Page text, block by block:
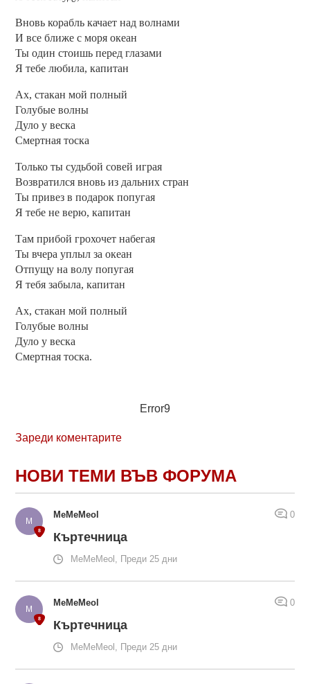
Вновь корабль качает над волнами
И все ближе с моря океан
Ты один стоишь перед глазами
Я тебе любила, капитан
Ах, стакан мой полный
Голубые волны
Дуло у веска
Смертная тоска
Только ты судьбой совей играя
Возвратился вновь из дальних стран
Ты привез в подарок попугая
Я тебе не верю, капитан
Там прибой грохочет набегая
Ты вчера уплыл за океан
Отпущу на волу попугая
Я тебя забыла, капитан
Ах, стакан мой полный
Голубые волны
Дуло у веска
Смертная тоска.
Error9
Зареди коментарите
НОВИ ТЕМИ ВЪВ ФОРУМА
MeMeMeol 0
Къртечница
MeMeMeol, Преди 25 дни
MeMeMeol 0
Къртечница
MeMeMeol, Преди 25 дни